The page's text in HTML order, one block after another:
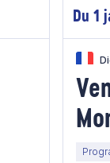
Du 1